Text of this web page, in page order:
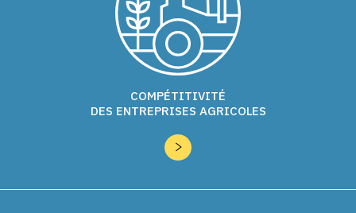
COMPÉTITIVITÉ
DES ENTREPRISES AGRICOLES